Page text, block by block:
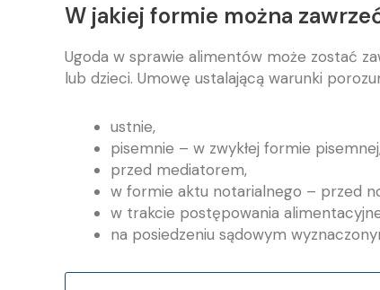
W jakiej formie można
Ugoda w sprawie alimentów może zostać
lub dzieci. Umowę ustalającą warunki
ustnie,
pisemnie – w zwykłej formie
przed mediatorem,
w formie aktu notarialnego – przed
w trakcie postępowania
na posiedzeniu sądowym